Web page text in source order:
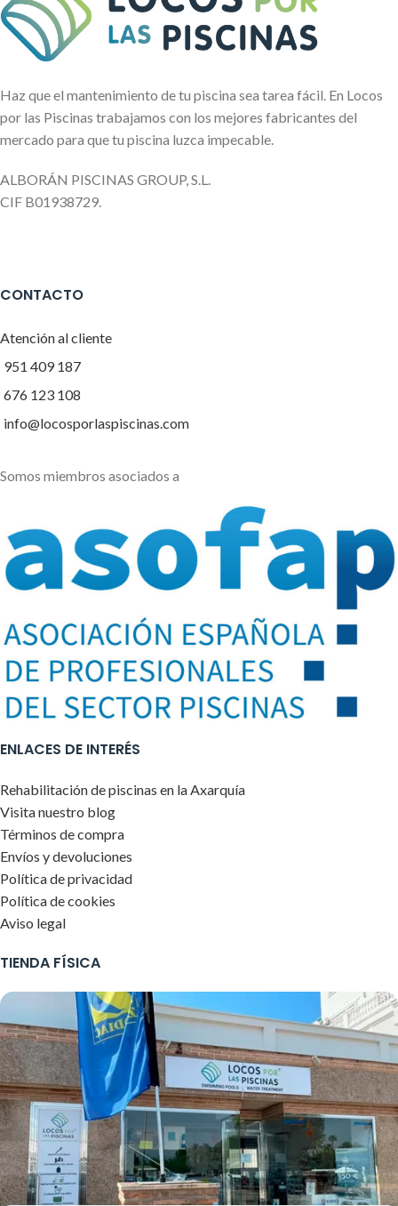
Haz que el mantenimiento de tu piscina sea tarea fácil. En Locos
por las Piscinas trabajamos con los mejores fabricantes del
mercado para que tu piscina luzca impecable.
ALBORÁN PISCINAS GROUP, S.L.
CIF B01938729.
CONTACTO
Atención al cliente
951 409 187
676 123 108
info@locosporlaspiscinas.com
Somos miembros asociados a
ENLACES DE INTERÉS
Rehabilitación de piscinas en la Axarquía
Visita nuestro blog
Términos de compra
Envíos y devoluciones
Política de privacidad
Política de cookies
Aviso legal
TIENDA FÍSICA